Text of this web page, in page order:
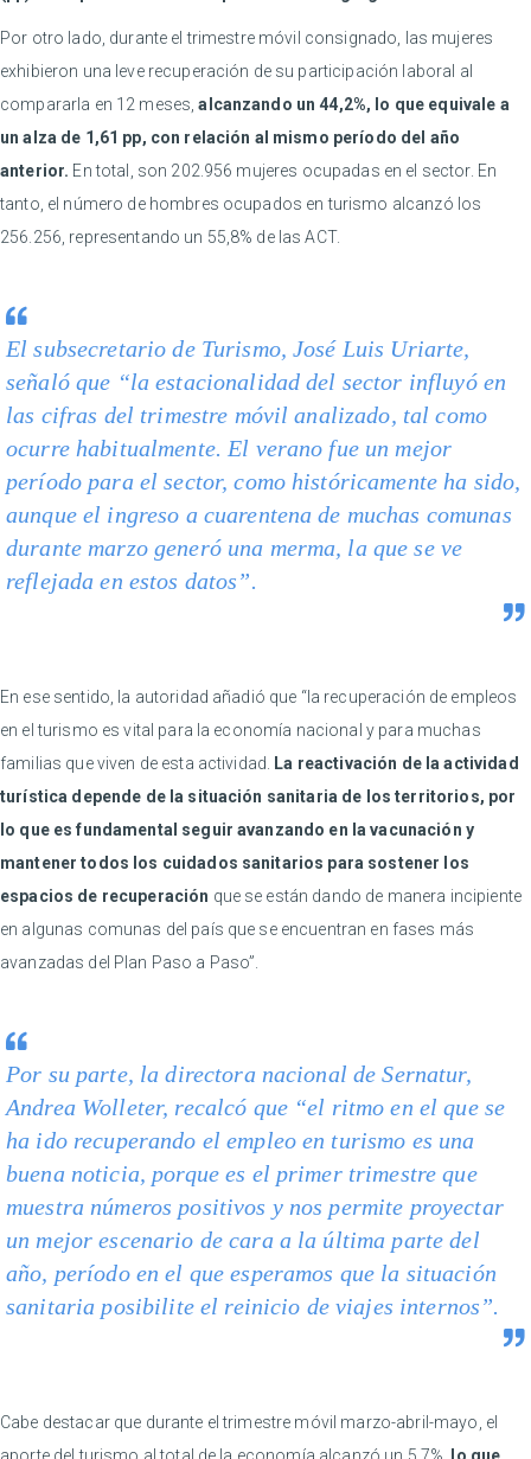
Por otro lado, durante el trimestre móvil consignado, las mujeres
exhibieron una leve recuperación de su participación laboral al
compararla en 12 meses, alcanzando un 44,2%, lo que equivale a
un alza de 1,61 pp, con relación al mismo período del año
anterior. En total, son 202.956 mujeres ocupadas en el sector. En
tanto, el número de hombres ocupados en turismo alcanzó los
256.256, representando un 55,8% de las ACT.
El subsecretario de Turismo, José Luis Uriarte,
señaló que “la estacionalidad del sector influyó en
las cifras del trimestre móvil analizado, tal como
ocurre habitualmente. El verano fue un mejor
período para el sector, como históricamente ha sido,
aunque el ingreso a cuarentena de muchas comunas
durante marzo generó una merma, la que se ve
reflejada en estos datos”.
En ese sentido, la autoridad añadió que “la recuperación de empleos
en el turismo es vital para la economía nacional y para muchas
familias que viven de esta actividad.
La reactivación de la actividad
turística depende de la situación sanitaria de los territorios, por
lo que es fundamental seguir avanzando en la vacunación y
mantener todos los cuidados sanitarios para sostener los
espacios de recuperación que se están dando de manera incipiente
en algunas comunas del país que se encuentran en fases más
avanzadas del Plan Paso a Paso”.
Por su parte, la directora nacional de Sernatur,
Andrea Wolleter, recalcó que “el ritmo en el que se
ha ido recuperando el empleo en turismo es una
buena noticia, porque es el primer trimestre que
muestra números positivos y nos permite proyectar
un mejor escenario de cara a la última parte del
año, período en el que esperamos que la situación
sanitaria posibilite el reinicio de viajes internos”.
Cabe destacar que durante el trimestre móvil marzo-abril-mayo, el